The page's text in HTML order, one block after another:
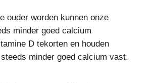
ouder worden kunnen onze
minder goed calcium
D tekorten en houden
minder goed calcium vast.